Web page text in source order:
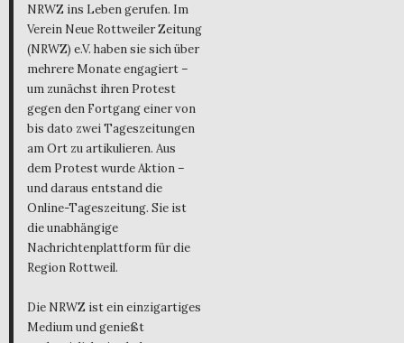
NRWZ ins Leben gerufen. Im
Verein Neue Rottweiler Zeitung
(NRWZ) e.V. haben sie sich über
mehrere Monate engagiert –
um zunächst ihren Protest
gegen den Fortgang einer von
bis dato zwei Tageszeitungen
am Ort zu artikulieren. Aus
dem Protest wurde Aktion –
und daraus entstand die
Online-Tageszeitung. Sie ist
die unabhängige
Nachrichtenplattform für die
Region Rottweil.
Die NRWZ ist ein einzigartiges
Medium und genießt